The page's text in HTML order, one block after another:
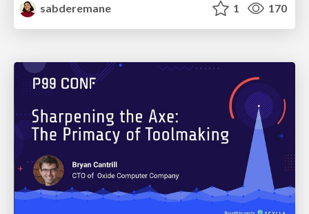
sabderemane
1 170